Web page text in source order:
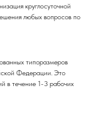
круглосуточной
любых вопросов по
типоразмеров
Федерации. Это
в течение 1-3 рабочих